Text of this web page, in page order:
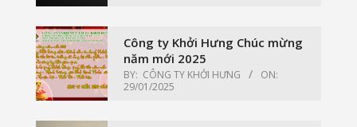
Công ty Khởi Hưng Chúc mừng
năm mới 2025
BY: CÔNG TY KHỞI HƯNG
ON:
29/01/2025